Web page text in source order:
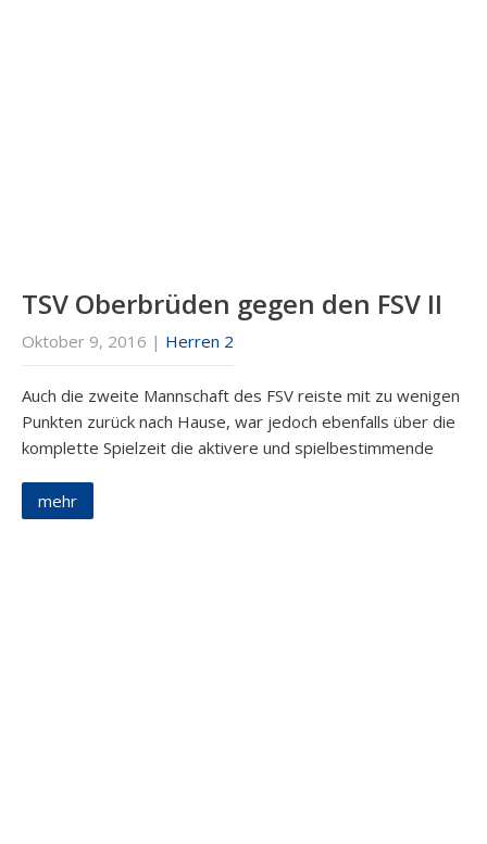
TSV Oberbrüden gegen den FSV II
Oktober 9, 2016 | Herren 2
Auch die zweite Mannschaft des FSV reiste mit zu wenigen
Punkten zurück nach Hause, war jedoch ebenfalls über die
komplette Spielzeit die aktivere und spielbestimmende
mehr